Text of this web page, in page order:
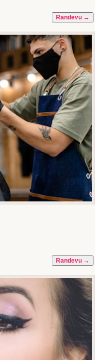
Randevu →
Randevu →